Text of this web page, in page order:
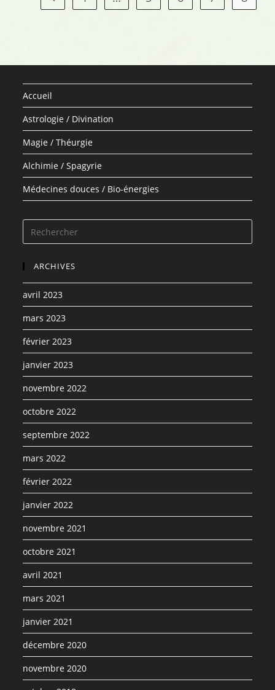
Accueil
Astrologie / Divination
Magie / Théurgie
Alchimie / Spagyrie
Médecines douces / Bio-énergies
ARCHIVES
avril 2023
mars 2023
février 2023
janvier 2023
novembre 2022
octobre 2022
septembre 2022
mars 2022
février 2022
janvier 2022
novembre 2021
octobre 2021
avril 2021
mars 2021
janvier 2021
décembre 2020
novembre 2020